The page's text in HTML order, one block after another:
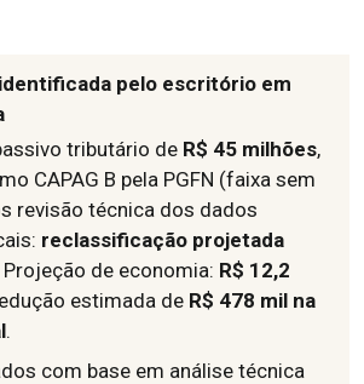
pelo escritório em
tributário de R$ 45 milhões,
CAPAG B pela PGFN (faixa sem
revisão técnica dos dados
reclassificação projetada
Projeção de economia: R$ 12,2
estimada de R$ 478 mil na
.
com base em análise técnica